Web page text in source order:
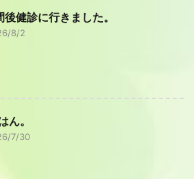
後健診に行きました。
8/2
ん。
7/30